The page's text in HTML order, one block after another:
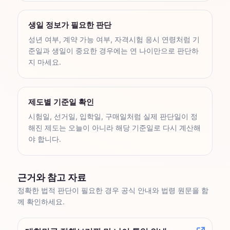
생일 정보가 필요한 판단
성년 여부, 계약 가능 여부, 자격시험 응시 연령처럼 기
준일과 생일이 중요한 경우에는 연 나이만으로 판단하
지 마세요.
제도별 기준일 확인
시험일, 선거일, 입학일, 구매일처럼 실제 판단일이 정
해진 제도는 오늘이 아니라 해당 기준일로 다시 계산해
야 합니다.
근거와 참고 자료
정확한 법적 판단이 필요한 경우 공식 안내와 법령 원문을 함
께 확인하세요.